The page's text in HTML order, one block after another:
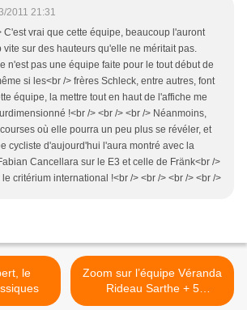
2011 21:31
C'est vrai que cette équipe, beaucoup l'auront
vite sur des hauteurs qu'elle ne méritait pas.
n'est pas une équipe faite pour le tout début de
si les<br /> frères Schleck, entre autres, font
équipe, la mettre tout en haut de l'affiche me
!<br /> <br /> <br /> Néanmoins,
où elle pourra un peu plus se révéler, et
cycliste d'aujourd'hui l'aura montré avec la
Cancellara sur le E3 et celle de Fränk<br />
critérium international !<br /> <br /> <br /> <br />
Zoom sur l’équipe Véranda
Rideau Sarthe + 5
questions à Kévin Denis >